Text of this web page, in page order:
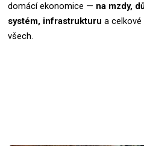
domácí ekonomice — na mzdy,
systém, infrastrukturu a celkové
všech.